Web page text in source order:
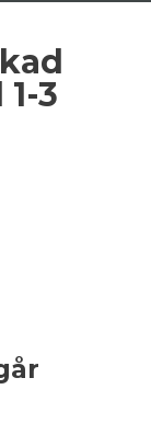
3